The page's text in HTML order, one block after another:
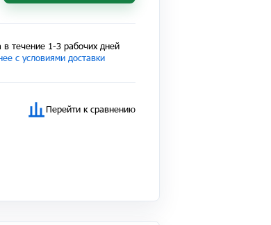
в течение 1-3 рабочих дней
с условиями доставки
Перейти к сравнению